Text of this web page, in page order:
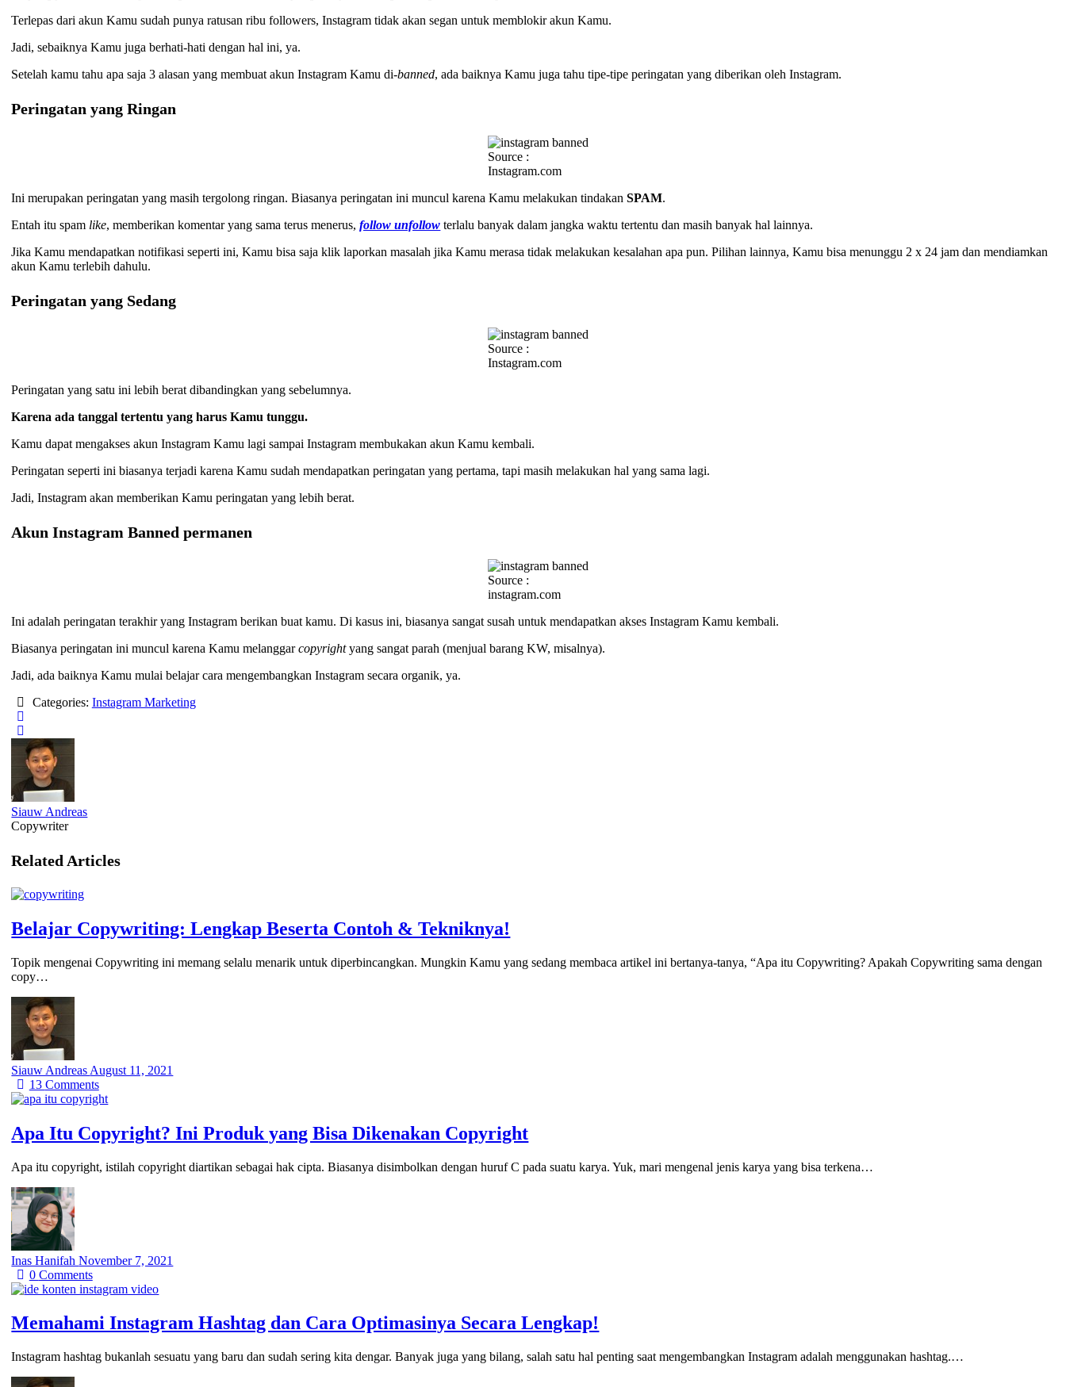
Terlepas dari akun Kamu sudah punya ratusan ribu followers, Instagram tidak akan segan untuk memblokir akun Kamu.
Jadi, sebaiknya Kamu juga berhati-hati dengan hal ini, ya.
Setelah kamu tahu apa saja 3 alasan yang membuat akun Instagram Kamu di-banned, ada baiknya Kamu juga tahu tipe-tipe peringatan yang diberikan oleh Instagram.
Peringatan yang Ringan
Source :
Instagram.com
Ini merupakan peringatan yang masih tergolong ringan. Biasanya peringatan ini muncul karena Kamu melakukan tindakanSPAM.
Entah itu spam like, memberikan komentar yang sama terus menerus, follow unfollow terlalu banyak dalam jangka waktu tertentu dan masih banyak hal lainnya.
Jika Kamu mendapatkan notifikasi seperti ini, Kamu bisa saja klik laporkan masalah jika Kamu merasa tidak melakukan kesalahan apa pun. Pilihan lainnya, Kamu bisa menunggu 2 x 24 jam dan mendiamkan
akun Kamu terlebih dahulu.
Peringatan yang Sedang
Source :
Instagram.com
Peringatan yang satu ini lebih berat dibandingkan yang sebelumnya.
Karena ada tanggal tertentu yang harus Kamu tunggu.
Kamu dapat mengakses akun Instagram Kamu lagi sampai Instagram membukakan akun Kamu kembali.
Peringatan seperti ini biasanya terjadi karena Kamu sudah mendapatkan peringatan yang pertama, tapi masih melakukan hal yang sama lagi.
Jadi, Instagram akan memberikan Kamu peringatan yang lebih berat.
Akun Instagram Banned permanen
Source :
instagram.com
Ini adalah peringatan terakhir yang Instagram berikan buat kamu. Di kasus ini, biasanya sangat susah untuk mendapatkan akses Instagram Kamu kembali.
Biasanya peringatan ini muncul karena Kamu melanggarcopyrightyang sangat parah (menjual barang KW, misalnya).
Jadi, ada baiknya Kamu mulai belajar cara mengembangkan Instagram secara organik, ya.
Categories: Instagram Marketing
Siauw Andreas
Copywriter
Related Articles
Belajar Copywriting: Lengkap Beserta Contoh & Tekniknya!
Topik mengenai Copywriting ini memang selalu menarik untuk diperbincangkan. Mungkin Kamu yang sedang membaca artikel ini bertanya-tanya, “Apa itu Copywriting? Apakah Copywriting sama dengan
copy…
Siauw Andreas August 11, 2021
13 Comments
Apa Itu Copyright? Ini Produk yang Bisa Dikenakan Copyright
Apa itu copyright, istilah copyright diartikan sebagai hak cipta. Biasanya disimbolkan dengan huruf C pada suatu karya. Yuk, mari mengenal jenis karya yang bisa terkena…
Inas HanifahNovember 7, 2021
0 Comments
Memahami Instagram Hashtag dan Cara Optimasinya Secara Lengkap!
Instagram hashtag bukanlah sesuatu yang baru dan sudah sering kita dengar. Banyak juga yang bilang, salah satu hal penting saat mengembangkan Instagram adalah menggunakan hashtag.…